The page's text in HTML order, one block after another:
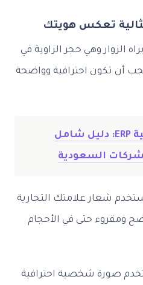
تعكس هويتك
الزوار وهي حجر الزاوية في
أن تكون احترافية وواضحة
استراتيجية ERP: دليل شامل
السعودية
شعار علامتك التجارية
ومقروء حتى في الأحجام
صورة شخصية احترافية